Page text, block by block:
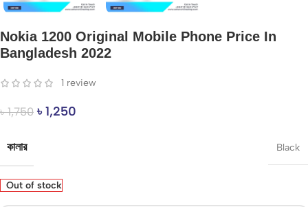
Nokia 1200 Original Mobile Phone Price In
Bangladesh 2022
1 review
৳1,750 ৳ 1,250
কালার Black
Out of stock